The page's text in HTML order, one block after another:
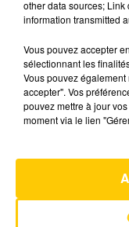
L'info du Lot à
other data sources;
information transmitted
Vous pouvez accepter
sélectionnant les
Vous pouvez
accepter". Vos
pouvez mettre à jour
moment via le lien